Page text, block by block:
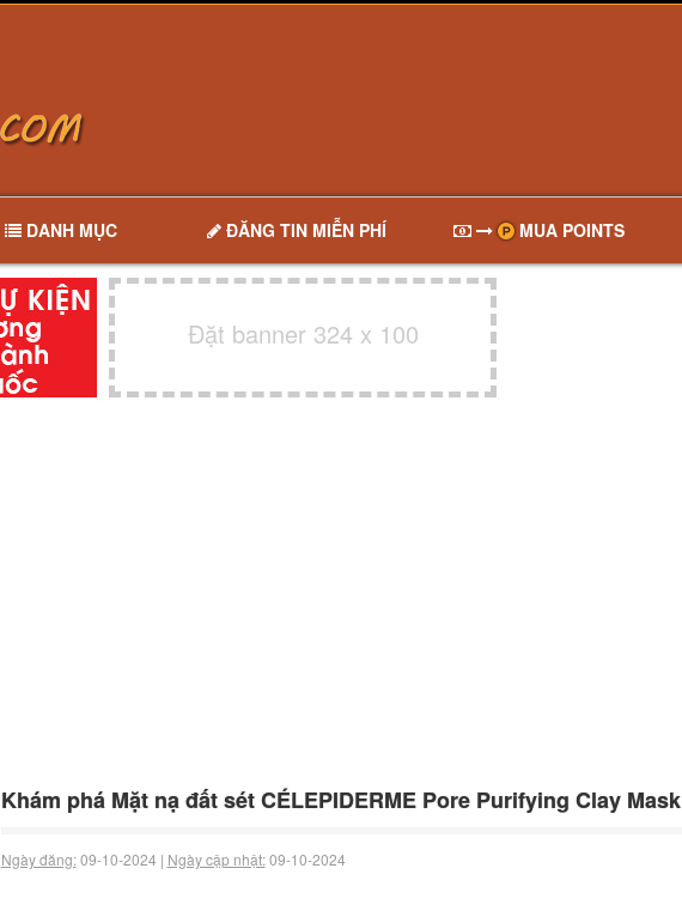
DANH MỤC ĐĂNG TIN MIỄN PHÍ MUA POINTS
Đặt banner 324 x 100
Khám phá Mặt nạ đất sét CÉLEPIDERME Pore Purifying Clay Mask
Ngày đăng:09-10-2024 | Ngày cập nhật:09-10-2024